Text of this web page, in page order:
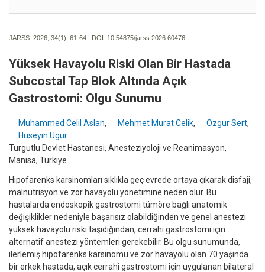
JARSS. 2026; 34(1): 61-64 | DOI: 10.54875/jarss.2026.60476
Yüksek Havayolu Riski Olan Bir Hastada
Subcostal Tap Blok Altında Açık
Gastrostomi: Olgu Sunumu
Muhammed Celil Aslan, Mehmet Murat Celik, Ozgur Sert,
Huseyin Ugur
Turgutlu Devlet Hastanesi, Anesteziyoloji ve Reanimasyon,
Manisa, Türkiye
Hipofarenks karsinomları sıklıkla geç evrede ortaya çıkarak disfaji,
malnütrisyon ve zor havayolu yönetimine neden olur. Bu
hastalarda endoskopik gastrostomi tümöre bağlı anatomik
değişiklikler nedeniyle başarısız olabildiğinden ve genel anestezi
yüksek havayolu riski taşıdığından, cerrahi gastrostomi için
alternatif anestezi yöntemleri gerekebilir. Bu olgu sunumunda,
ilerlemiş hipofarenks karsinomu ve zor havayolu olan 70 yaşında
bir erkek hastada, açık cerrahi gastrostomi için uygulanan bilateral